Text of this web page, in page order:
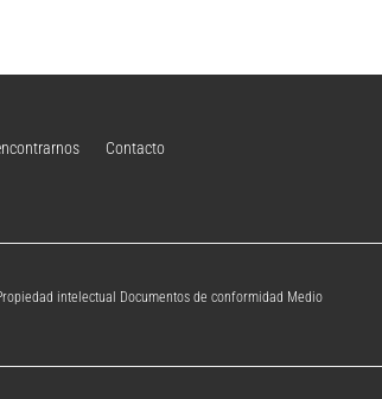
Contacto
intelectual Documentos de conformidad Medio